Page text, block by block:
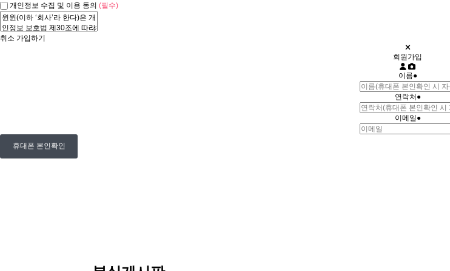
개인정보 수집 및 이용 동의 (필수)
취소 가입하기
회원가입
이름●
연락처●
이메일●
휴대폰 본인확인